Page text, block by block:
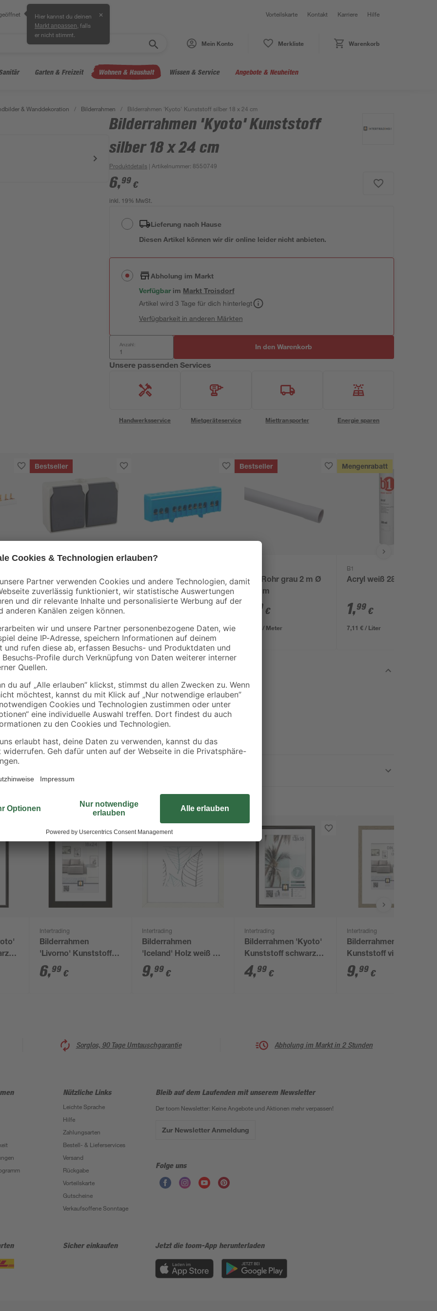
Hier kannst du deinen
Markt anpassen , falls
er nicht stimmt.
✕ Vorteilskarte Kontakt Karriere Hilfe
Mein Konto Merkliste Warenkorb
Garten & Freizeit Wohnen & Haushalt Wissen & Service Angebote & Neuheiten
& Wanddekoration / Bilderrahmen / Bilderrahmen 'Kyoto' Kunststoff silber 18 x 24 cm
Bilderrahmen 'Kyoto' Kunststoff
silber 18 x 24 cm
Produktdetails | Artikelnummer: 8550749
6,99 €
inkl. 19% MwSt.
Lieferung nach Hause
Diesen Artikel können wir dir online leider nicht anbieten.
Abholung im Markt
Verfügbar im MarktTroisdorf
Artikel wird 3 Tage für dich hinterlegt
Verfügbarkeit in anderen Märkten
Anzahl: In den Warenkorb
Unsere passenden Services
Handwerksservice Mietgeräteservice Miettransporter Energie sparen
Bestseller
Aufputz Steckdose 2-
fach Feuchtraum IP44
5,99 €
Nullleiterklemme 12-
polig blau
5,49
Bestseller
ISO-Rohr grau 2 m Ø
20 mm
79 €
0,90 € / Meter
Mengenrabatt
B1
Acryl weiß 280 ml
1,99 €
7,11 € / Liter
Note
Intertrading
Bilderrahmen
'Livorno' Kunststoff
schwarz 18 x 24 cm
6,99 €
Intertrading
Bilderrahmen
'Iceland' Holz weiß 23
x 23 cm,
Passepartout
9,99 €
Intertrading
Bilderrahmen 'Kyoto'
Kunststoff schwarz
13 x 18 cm
4,99 €
Intertrading
Bilderrahmen 'Madrid'
Kunststoff vintage
eichefarben 21 x 30
cm
9,99 €
Sorglos, 90 Tage Umtauschgarantie Abholung im Markt in 2 Stunden
Nützliche Links
Leichte Sprache
Hilfe
Zahlungsarten
Bestell- & Lieferservices
Versand
Rückgabe
Vorteilskarte
Gutscheine
Verkaufsoffene Sonntage
Bleib auf dem Laufenden mit unserem Newsletter
Der toom Newsletter: Keine Angebote und Aktionen mehr verpassen!
Zur Newsletter Anmeldung
Folge uns
Sicher einkaufen Jetzt die toom-App herunterladen